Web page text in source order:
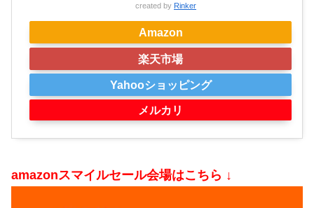
created by Rinker
Amazon
楽天市場
Yahooショッピング
メルカリ
amazonスマイルセール会場はこちら ↓